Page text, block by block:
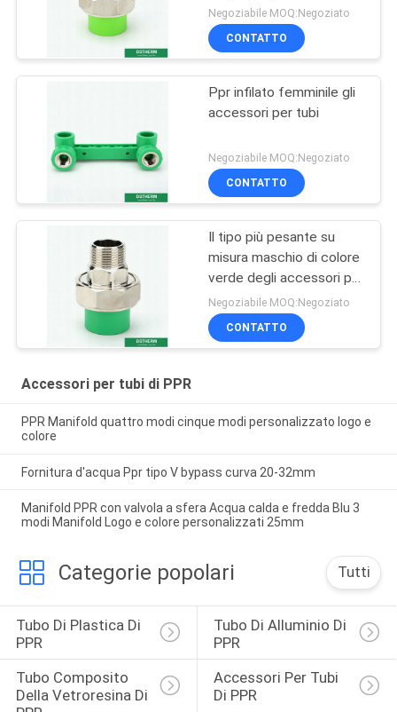
infilato la dimensione del
sindacato 20-110
millimetri
Negoziabile MOQ:Negoziato
CONTATTO
Ppr infilato femminile gli
accessori per tubi
Negoziabile MOQ:Negoziato
CONTATTO
Il tipo più pesante su
misura maschio di colore
verde degli accessori per
tubi di Ppr ha infilato
l'unione
Negoziabile MOQ:Negoziato
CONTATTO
Accessori per tubi di PPR
PPR Manifold quattro modi cinque modi personalizzato logo e
colore
Fornitura d'acqua Ppr tipo V bypass curva 20-32mm
Manifold PPR con valvola a sfera Acqua calda e fredda Blu 3
modi Manifold Logo e colore personalizzati 25mm
Categorie popolari Tutti
Tubo Di Plastica Di
PPR
Tubo Di Alluminio Di
PPR
Tubo Composito
Della Vetroresina Di
Accessori Per Tubi
Di PPR